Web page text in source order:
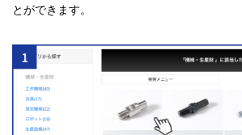
とができます。